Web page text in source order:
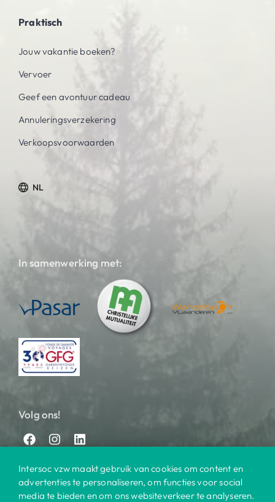
Praktisch
Jouw vakantie boeken?
Vervoer
Geef een avontuur cadeau
Annuleringsverzekering
Verkoopsvoorwaarden
NL
In samenwerking met:
Volg ons!
Intersoc vzw maakt gebruik van cookies om content en
advertenties te personaliseren, om functies voor social
media te bieden en om ons websiteverkeer te analyseren.